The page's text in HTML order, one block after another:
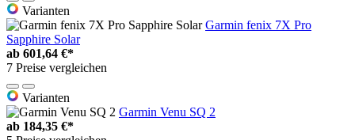
Varianten
Garmin fenix 7X Pro
Sapphire Solar
ab 601,64 €*
7 Preise vergleichen
Varianten
Garmin Venu SQ 2
ab 184,35 €*